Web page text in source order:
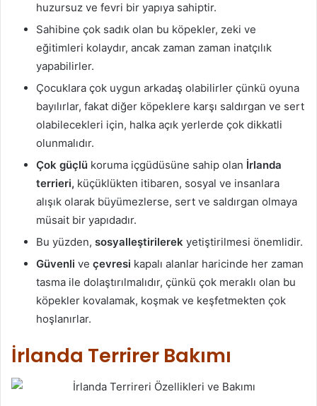
huzursuz ve fevri bir yapıya sahiptir.
Sahibine çok sadık olan bu köpekler, zeki ve
eğitimleri kolaydır, ancak zaman zaman inatçılık
yapabilirler.
Çocuklara çok uygun arkadaş olabilirler çünkü oyuna
bayılırlar, fakat diğer köpeklere karşı saldırgan ve sert
olabilecekleri için, halka açık yerlerde çok dikkatli
olunmalıdır.
Çok güçlü koruma içgüdüsüne sahip olan İrlanda
terrieri, küçüklükten itibaren, sosyal ve insanlara
alışık olarak büyümezlerse, sert ve saldırgan olmaya
müsait bir yapıdadır.
Bu yüzden, sosyalleştirilerek yetiştirilmesi önemlidir.
Güvenli ve çevresi kapalı alanlar haricinde her zaman
tasma ile dolaştırılmalıdır, çünkü çok meraklı olan bu
köpekler kovalamak, koşmak ve keşfetmekten çok
hoşlanırlar.
İrlanda Terrirer Bakımı